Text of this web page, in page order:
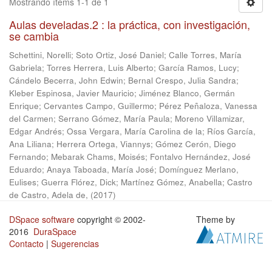
Aulas develadas.2 : la práctica, con investigación,
se cambia
Schettini, Norelli; Soto Ortiz, José Daniel; Calle Torres, María
Gabriela; Torres Herrera, Luis Alberto; García Ramos, Lucy;
Cándelo Becerra, John Edwin; Bernal Crespo, Julia Sandra;
Kleber Espinosa, Javier Mauricio; Jiménez Blanco, Germán
Enrique; Cervantes Campo, Guillermo; Pérez Peñaloza, Vanessa
del Carmen; Serrano Gómez, María Paula; Moreno Villamizar,
Edgar Andrés; Ossa Vergara, María Carolina de la; Ríos García,
Ana Liliana; Herrera Ortega, Viannys; Gómez Cerón, Diego
Fernando; Mebarak Chams, Moisés; Fontalvo Hernández, José
Eduardo; Anaya Taboada, María José; Domínguez Merlano,
Eulises; Guerra Flórez, Dick; Martínez Gómez, Anabella; Castro
de Castro, Adela de, (2017)
DSpace software copyright © 2002-
2016 DuraSpace
Contacto | Sugerencias
Theme by